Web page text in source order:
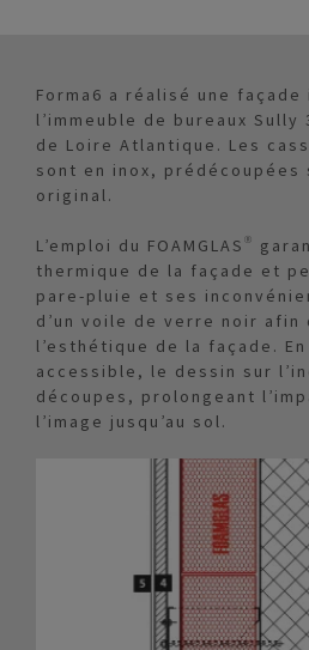
Forma6 a réalisé une
l’immeuble de bureaux Sully
de Loire Atlantique. Les
sont en inox, prédécoupées
original.
L’emploi du FOAMGLAS®
thermique de la façade et
pare-pluie et ses
d’un voile de verre noir afin
l’esthétique de la façade.
accessible, le dessin sur
découpes, prolongeant
l’image jusqu’au sol.